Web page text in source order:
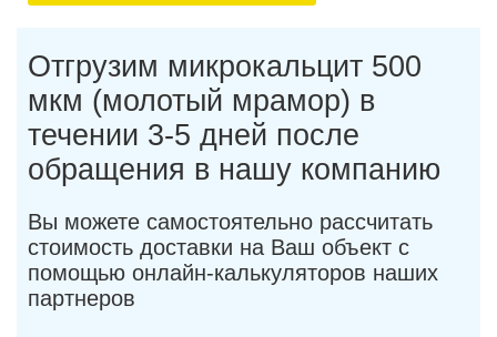
Отгрузим микрокальцит 500
мкм (молотый мрамор) в
течении 3-5 дней после
обращения в нашу компанию
Вы можете самостоятельно рассчитать
стоимость доставки на Ваш объект с
помощью онлайн-калькуляторов наших
партнеров